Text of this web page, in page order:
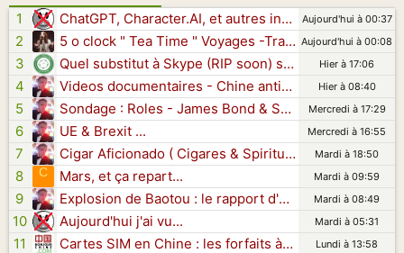
1 ChatGPT, Character.AI, et autres intelligences artificielles Aujourd'hui à 00:37
2 5 o clock " Tea Time " Voyages -Traditions - Art de vivre ... Aujourd'hui à 00:08
3 Quel substitut à Skype (RIP soon) svp fonctionnant en Chine ? Hier à 17:06
4 Videos documentaires - Chine antique - Dynasties - Histoire - Technologies - Arts - Traditions - Populations - Nature - Economie> 2026 ... Hier à 08:40
5 Sondage : Roles - James Bond & Services Secrets au cinema et en series TV - Actualites ... Mercredi à 17:29
6 UE & Brexit ... Mercredi à 16:55
7 Cigar Aficionado ( Cigares & Spiritueux) Mardi à 18:50
8 C Mars, et ça repart... Mardi à 09:59
9 Explosion de Baotou : le rapport d'enquête pointe 86 minutes de gestion défaillante Mardi à 08:49
10 Aujourd'hui j'ai vu... Mardi à 05:31
11 Cartes SIM en Chine : les forfaits à prix cassé des plateformes tierces disparaissent Lundi à 13:58